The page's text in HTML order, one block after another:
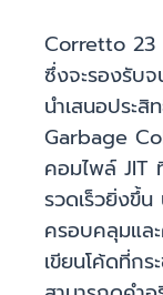
Corretto 23
ซึ่งจะรองรับ
นำเสนอประ
Garbage
คอมไพล์ JIT
รวดเร็วยิ่งขึ้
ครอบคลุมแล
เขียนโค้ดที่ก